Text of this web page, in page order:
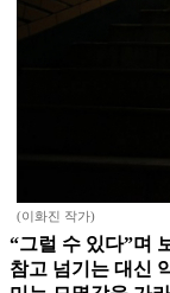
(이화진 작가)
“그럴 수 있다”며
참고 넘기는 대신